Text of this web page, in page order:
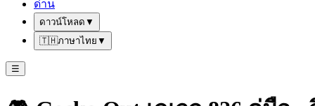
ด่าน
ดาวน์โหลด ▼
🇹🇭ภาษาไทย ▼
☰